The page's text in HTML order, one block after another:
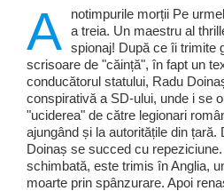
A
notimpurile morții Pe
a treia. Un maestru al
spionaj! După ce îi trimite
scrisoare de "căință", în fapt un
conducătorul statului, Radu
conspirativă a SD-ului, unde i se
"uciderea" de către legionari
ajungând și la autoritățile din țară.
Doinaș se succed cu
schimbată, este trimis în Anglia,
moarte prin spânzurare. Apoi